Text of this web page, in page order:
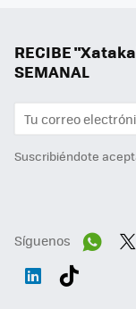
RECIBE
SEMANAL
Suscribiéndote
Síguenos